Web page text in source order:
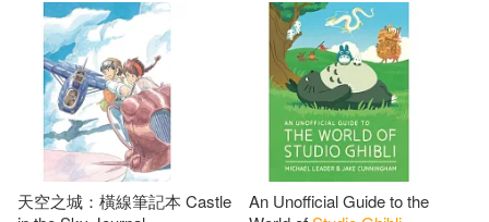
天空之城：橫線筆記本 Castle
An Unofficial Guide to the